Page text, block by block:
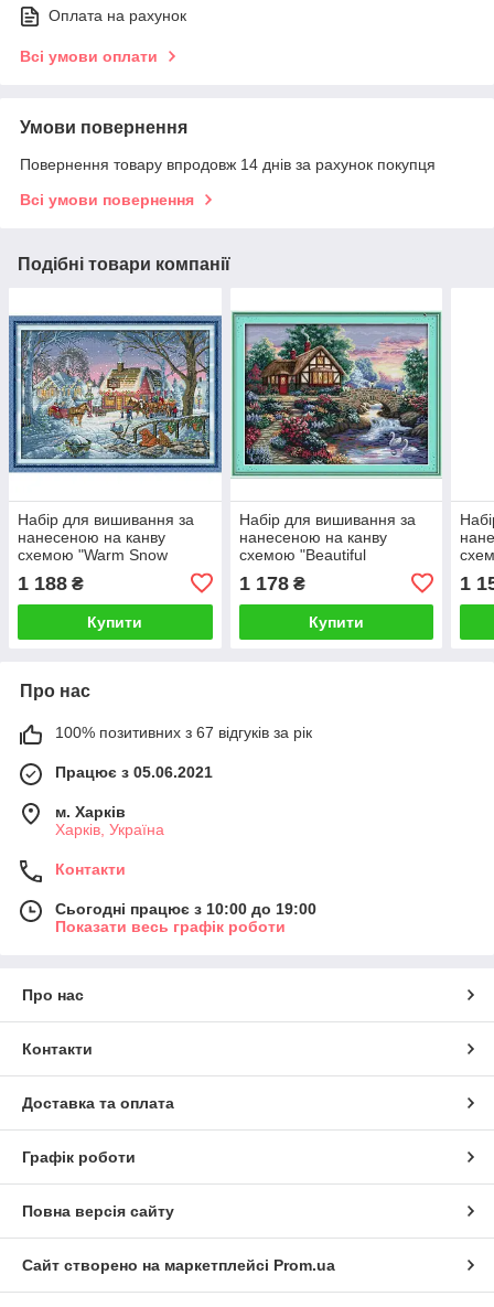
Оплата на рахунок
Всі умови оплати
Умови повернення
Повернення товару впродовж 14 днів за рахунок покупця
Всі умови повернення
Подібні товари компанії
Набір для вишивання за
нанесеною на канву
схемою "Warm Snow
printed 54*40 см
1 188 ₴
Купити
Набір для вишивання за
нанесеною на канву
схемою "Beautiful
printed, 54*44 см
1 178₴
Купити
см
1
Про нас
100% позитивних з 67 відгуків за рік
Працює з 05.06.2021
м. Харків
Харків, Україна
Контакти
Сьогодні працює з 10:00 до 19:00
Показати весь графік роботи
Про нас
Контакти
Доставка та оплата
Графік роботи
Повна версія сайту
Сайт створено на маркетплейсі Prom.ua